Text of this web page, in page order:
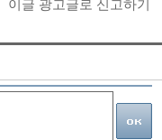
이글 광고글로 신고하기